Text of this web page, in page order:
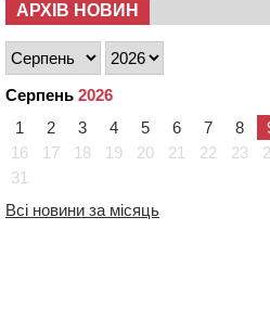
АРХІВ НОВИН
Серпень 2026
1
2 3 4 5 6 7 8
16
17 18 19 20 21 22 23
31
Всі новини за місяць